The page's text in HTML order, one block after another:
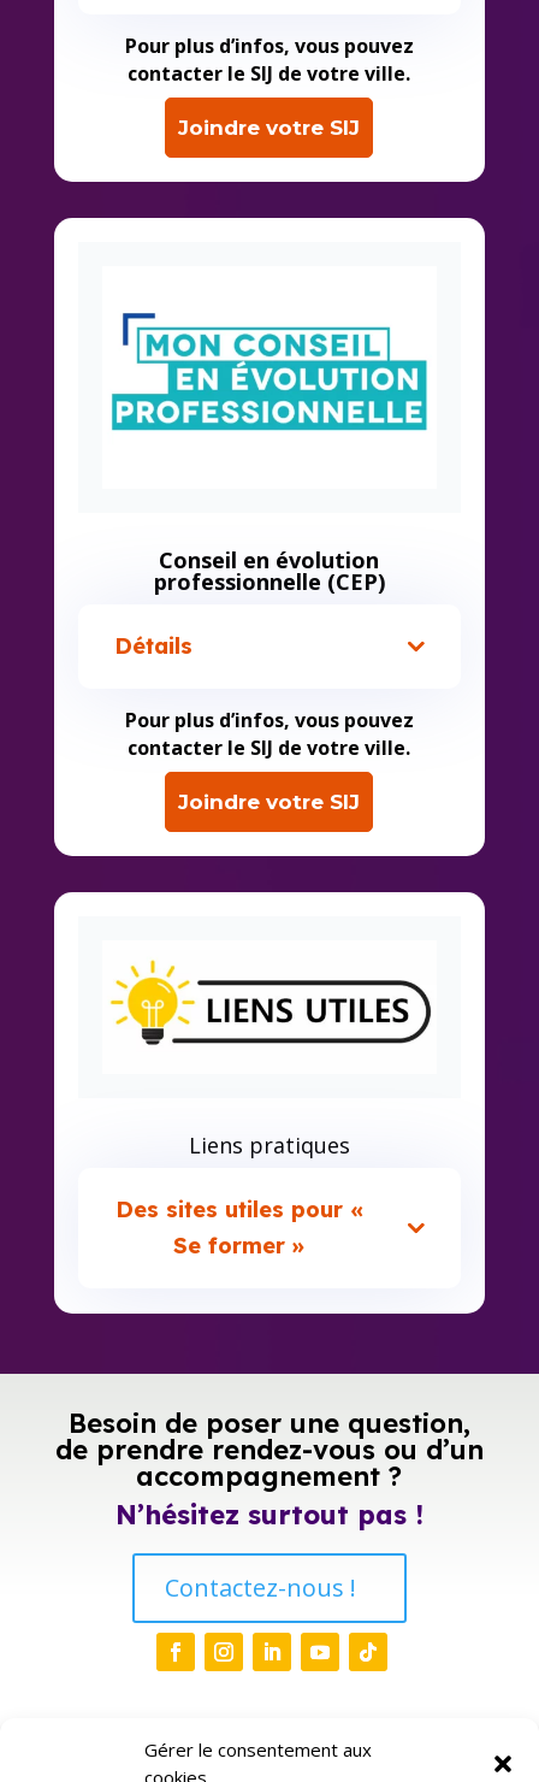
Gérer le consentement aux
cookies
Pour plus d’infos, vous pouvez
contacter le SIJ de votre ville.
Joindre votre SIJ
Conseil en évolution
professionnelle (CEP)
Détails
Pour plus d’infos, vous pouvez
contacter le SIJ de votre ville.
Joindre votre SIJ
Liens pratiques
Des sites utiles pour «
Se former »
Besoin de poser une question,
de prendre rendez-vous ou d’un
accompagnement ?
N’hésitez surtout pas !
Contactez-nous !
Liens